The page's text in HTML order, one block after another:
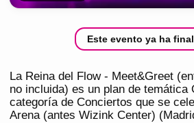
Este evento ya ha
La Reina del Flow - Meet&Greet
no incluida) es un plan de temática
categoría de Conciertos que se
Arena (antes Wizink Center)